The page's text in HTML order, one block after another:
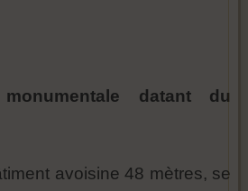
datant du
avoisine 48 mètres, se